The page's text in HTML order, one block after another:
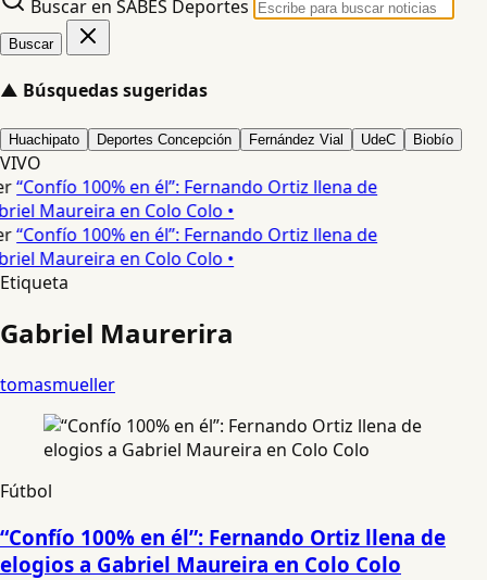
Buscar en SABES Deportes
Buscar
▲ Búsquedas sugeridas
Huachipato Deportes Concepción Fernández Vial UdeC Biobío
VIVO
“Confío 100% en él”: Fernando Ortiz llena de
Maureira en Colo Colo •
“Confío 100% en él”: Fernando Ortiz llena de
Maureira en Colo Colo •
Etiqueta
Gabriel Maurerira
tomasmueller
Fútbol
“Confío 100% en él”: Fernando Ortiz llena de
elogios a Gabriel Maureira en Colo Colo